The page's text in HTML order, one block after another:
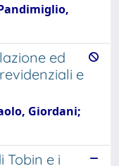
ed
e
Giordani;
Tobin e i